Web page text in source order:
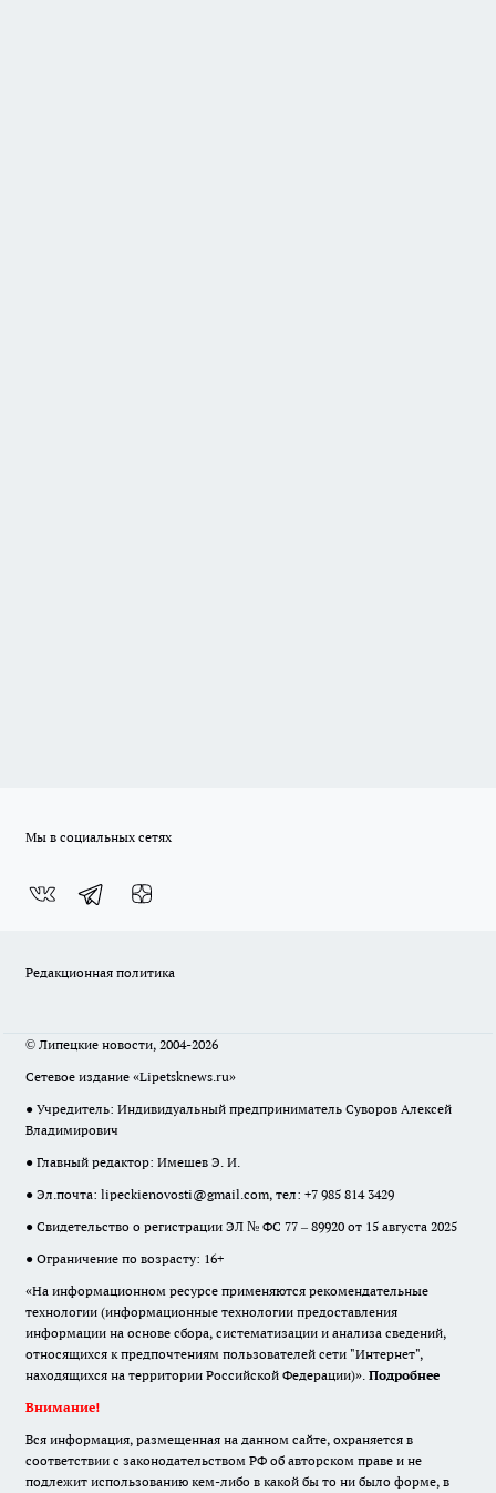
Мы в социальных сетях
Редакционная политика
© Липецкие новости, 2004-2026
Сетевое издание «Lipetsknews.ru»
● Учредитель: Индивидуальный предприниматель Суворов Алексей
Владимирович
● Главный редактор: Имешев Э. И.
● Эл.почта: lipeckienovosti@gmail.com, тел: +7 985 814 3429
● Свидетельство о регистрации ЭЛ № ФС 77 – 89920 от 15 августа 2025
● Ограничение по возрасту: 16+
«На информационном ресурсе применяются рекомендательные
технологии (информационные технологии предоставления
информации на основе сбора, систематизации и анализа сведений,
относящихся к предпочтениям пользователей сети "Интернет",
находящихся на территории Российской Федерации)». Подробнее
Внимание!
Вся информация, размещенная на данном сайте, охраняется в
соответствии с законодательством РФ об авторском праве и не
подлежит использованию кем-либо в какой бы то ни было форме, в